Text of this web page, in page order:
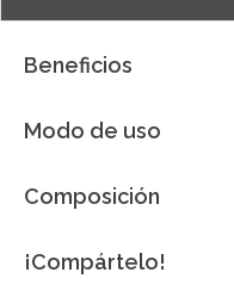
Beneficios
Modo de uso
Composición
¡Compártelo!